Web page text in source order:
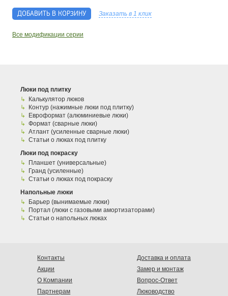
ДОБАВИТЬ В КОРЗИНУ Заказать в 1 клик
Все модификации серии
Люки под плитку
Калькулятор люков
Контур (нажимные люки под плитку)
Евроформат (алюминиевые люки)
Формат (сварные люки)
Атлант (усиленные сварные люки)
Статьи о люках под плитку
Люки под покраску
Планшет (универсальные)
Гранд (усиленные)
Статьи о люках под покраску
Напольные люки
Барьер (вынимаемые люки)
Портал (люки с газовыми амортизаторами)
Статьи о напольных люках
Контакты
Акции
О Компании
Партнерам
Доставка и оплата
Замер и монтаж
Вопрос-Ответ
Люководство